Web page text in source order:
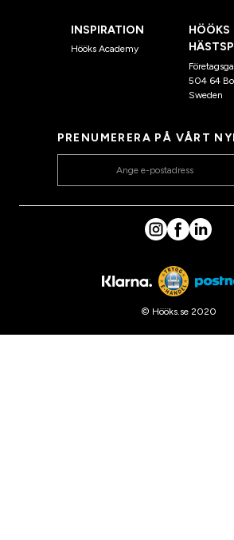
INSPIRATION
Hööks Academy
HÖÖKS
504 64
Sweden
PRENUMERERA PÅ VÅRT
© Hööks.se 2020